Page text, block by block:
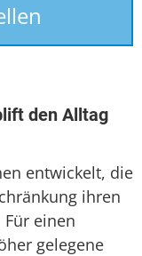
den Alltag
entwickelt, die
ihren
einen
gelegene